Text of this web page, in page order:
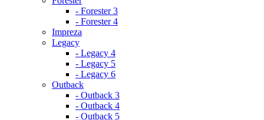
- Forester 3
- Forester 4
Impreza
Legacy
- Legacy 4
- Legacy 5
- Legacy 6
Outback
- Outback 3
- Outback 4
- Outback 5